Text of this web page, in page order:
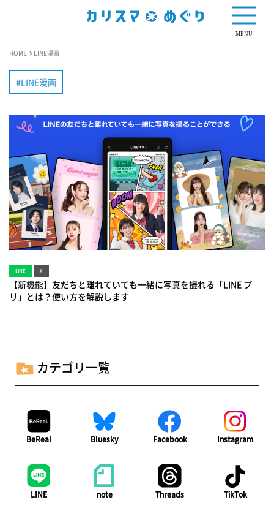
MENU
HOME LINE漫画
LINE漫画
LINE X
【新機能】友だちと離れていても一緒に写真を撮れる「LINE プ
リ」とは？使い方を解説します
カテゴリ一覧
BeReal Bluesky Facebook Instagram
LINE note Threads TikTok